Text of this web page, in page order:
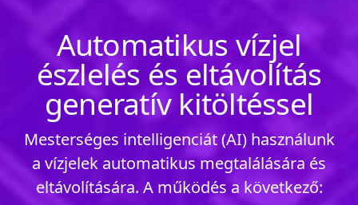
Automatikus vízjel
észlelés és eltávolítás
generatív kitöltéssel
Mesterséges intelligenciát (AI) használunk
a vízjelek automatikus megtalálására és
eltávolítására. A működés a következő: